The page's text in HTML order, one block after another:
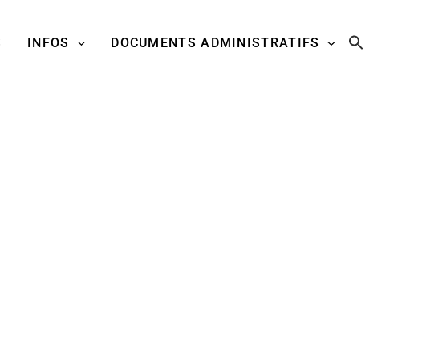
INFOS DOCUMENTS ADMINISTRATIFS